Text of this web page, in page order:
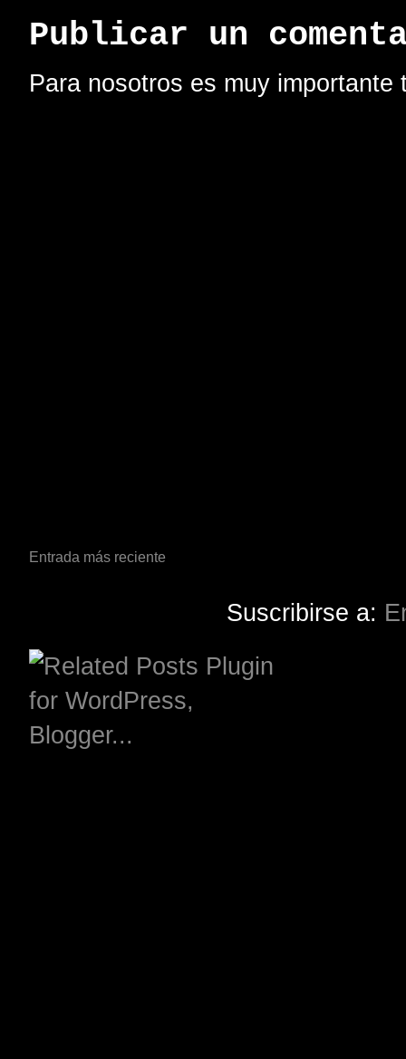
Publicar un
Para nosotros es muy
Entrada más reciente
Suscribirse a: